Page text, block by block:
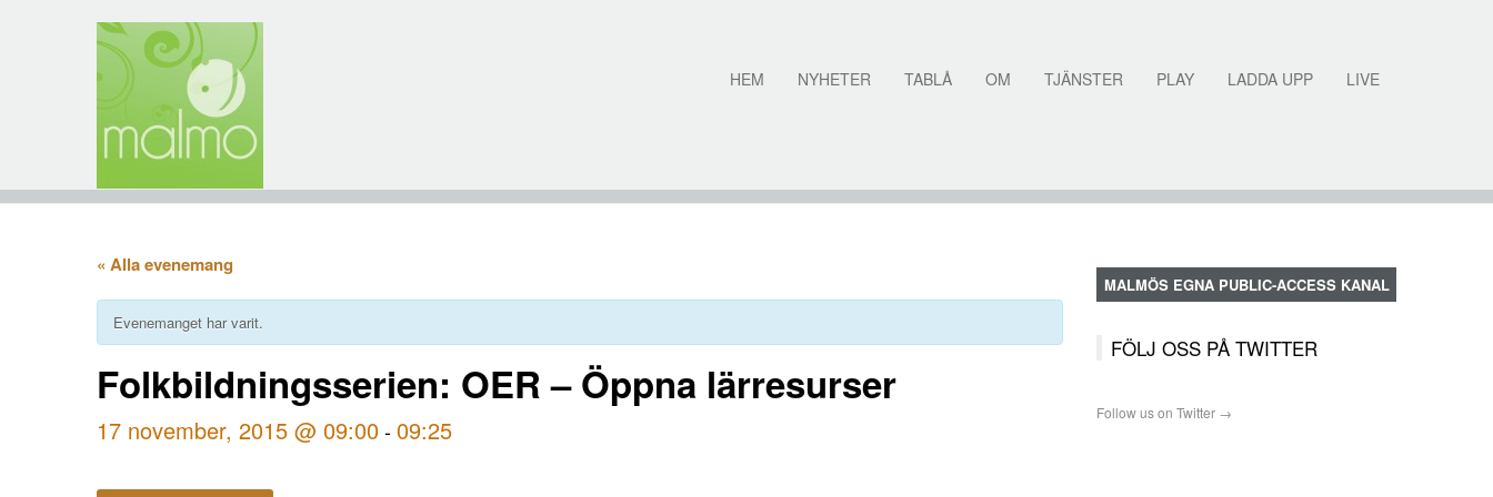
HEM NYHETER TABLÅ OM TJÄNSTER PLAY LADDA UPP LIVE
« Alla evenemang
Evenemanget har varit.
Folkbildningsserien: OER – Öppna lärresurser
17 november, 2015 @ 09:00-09:25
MALMÖS EGNA PUBLIC-ACCESS KANAL
FÖLJ OSS PÅ TWITTER
Follow us on Twitter →